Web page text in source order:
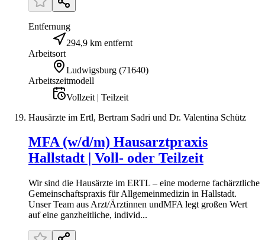
Entfernung
294,9 km entfernt
Arbeitsort
Ludwigsburg (71640)
Arbeitszeitmodell
Vollzeit | Teilzeit
Hausärzte im Ertl, Bertram Sadri und Dr. Valentina Schütz
MFA (w/d/m) Hausarztpraxis
Hallstadt | Voll- oder Teilzeit
Wir sind die Hausärzte im ERTL – eine moderne fachärztliche
Gemeinschaftspraxis für Allgemeinmedizin in Hallstadt.
Unser Team aus Arzt/Ärztinnen undMFA legt großen Wert
auf eine ganzheitliche, individ...